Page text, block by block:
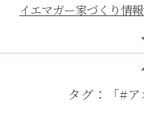
イエマガー家づくり情
タグ：「#